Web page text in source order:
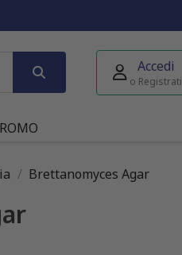
Accedi
o Registrati
Brettanomyces Agar